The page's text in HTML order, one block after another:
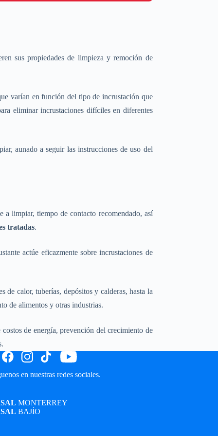
sus propiedades de limpieza y remoción de
varían en función del tipo de incrustación que
eliminar incrustaciones difíciles en diferentes
aunado a seguir las instrucciones de uso del
a limpiar, tiempo de contacto recomendado, así
tratadas.
actúe eficazmente sobre incrustaciones de
de calor, tuberías, depósitos y calderas, hasta la
de alimentos y otras industrias.
de energía, prevención del crecimiento de
en nuestras redes sociales.
MONTERREY
BAJÍO